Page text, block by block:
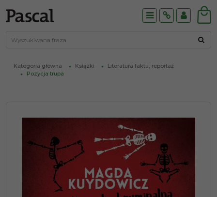
MenuInfoPanel
Kategoria główna Książki
Literatura faktu, reportaż
Pozycja trupa